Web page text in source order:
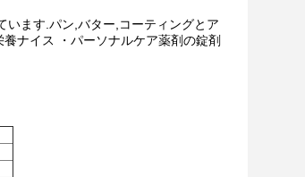
います.パン,バター,コーティングとア
ナイス ・パーソナルケア薬剤の錠剤